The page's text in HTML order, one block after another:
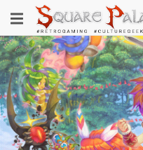
au
contenu
principal
Toggle
navigation